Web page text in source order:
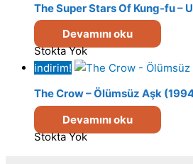
The Super Stars Of Kung-fu –
Devamını oku
Stokta Yok
indirim!
The Crow – Ölümsüz Aşk
Devamını oku
Stokta Yok